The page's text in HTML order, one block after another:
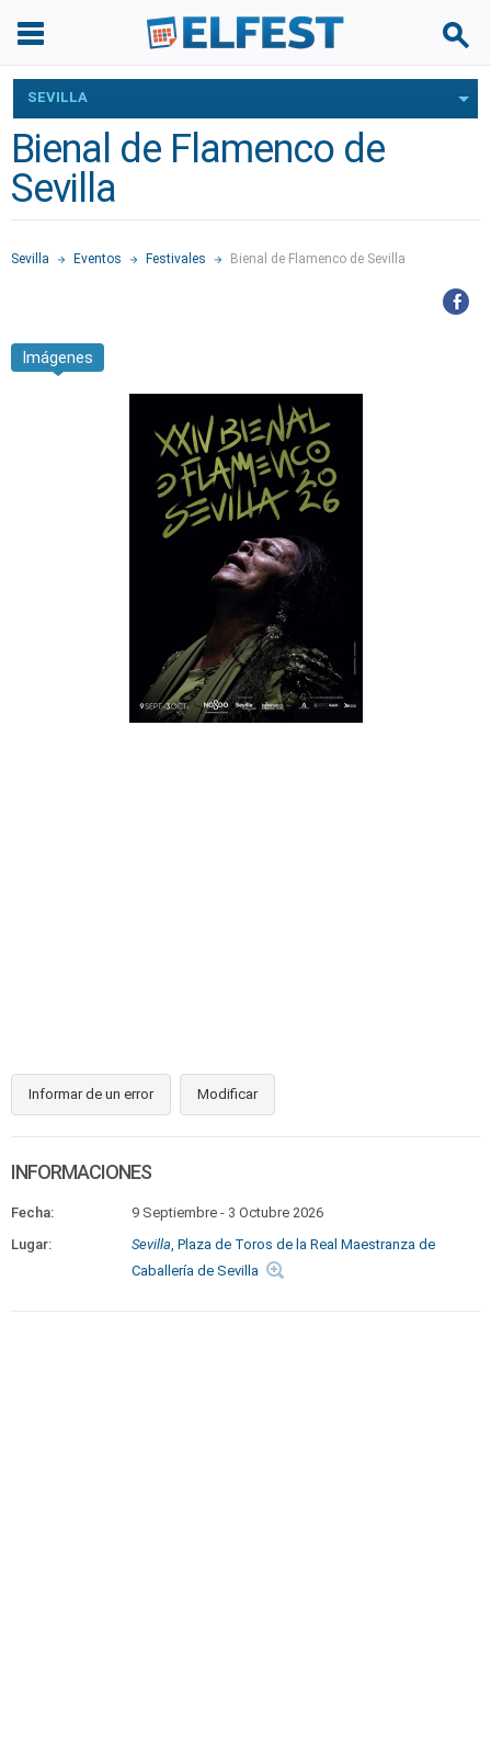
SEVILLA
Bienal de Flamenco de
Sevilla
Sevilla Eventos Festivales Bienal de Flamenco de Sevilla
Imágenes
Informar de un error Modificar
INFORMACIONES
Fecha: 9 Septiembre - 3 Octubre 2026
Lugar:
Sevilla, Plaza de Toros de la Real Maestranza de
Caballería de Sevilla